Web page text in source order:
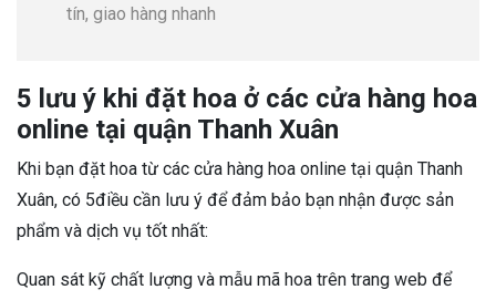
tín, giao hàng nhanh
5 lưu ý khi đặt hoa ở các cửa hàng hoa
online tại quận Thanh Xuân
Khi bạn đặt hoa từ các cửa hàng hoa online tại quận Thanh
Xuân, có 5điều cần lưu ý để đảm bảo bạn nhận được sản
phẩm và dịch vụ tốt nhất:
Quan sát kỹ chất lượng và mẫu mã hoa trên trang web để